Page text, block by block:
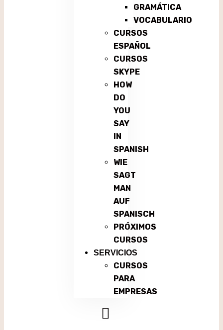
GRAMÁTICA
VOCABULARIO
CURSOS
ESPAÑOL
CURSOS
SKYPE
HOW
DO
YOU
SAY
IN
SPANISH
WIE
SAGT
MAN
AUF
SPANISCH
PRÓXIMOS
CURSOS
SERVICIOS
CURSOS
PARA
EMPRESAS